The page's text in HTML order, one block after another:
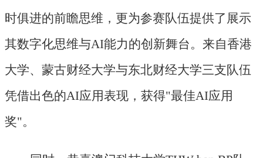
时俱进的前瞻思维，更为参赛队伍提供了展示
其数字化思维与AI能力的创新舞台。来自香港
大学、蒙古财经大学与东北财经大学三支队伍
凭借出色的AI应用表现，获得"最佳AI应用
奖"。